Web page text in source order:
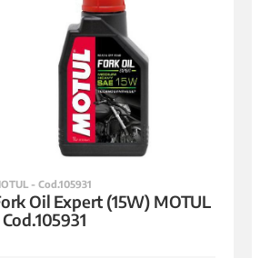
- Cod.105931
Oil Expert (15W) MOTUL